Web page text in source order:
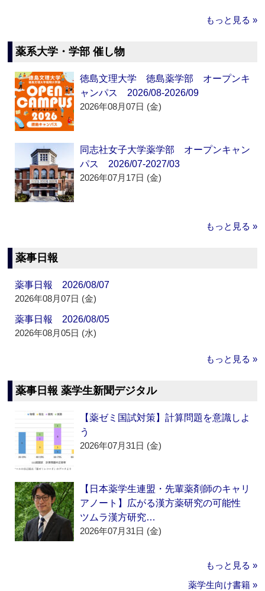
もっと見る »
薬系大学・学部 催し物
徳島文理大学 徳島薬学部 オープンキ
ャンパス 2026/08-2026/09
2026年08月07日 (金)
同志社女子大学薬学部 オープンキャン
パス 2026/07-2027/03
2026年07月17日 (金)
もっと見る »
薬事日報
薬事日報 2026/08/07
2026年08月07日 (金)
薬事日報 2026/08/05
2026年08月05日 (水)
もっと見る »
薬事日報 薬学生新聞デジタル
【薬ゼミ国試対策】計算問題を意識しよ
う
2026年07月31日 (金)
【日本薬学生連盟・先輩薬剤師のキャリ
アノート】広がる漢方薬研究の可能性
ツムラ漢方研究…
2026年07月31日 (金)
もっと見る »
薬学生向け書籍 »